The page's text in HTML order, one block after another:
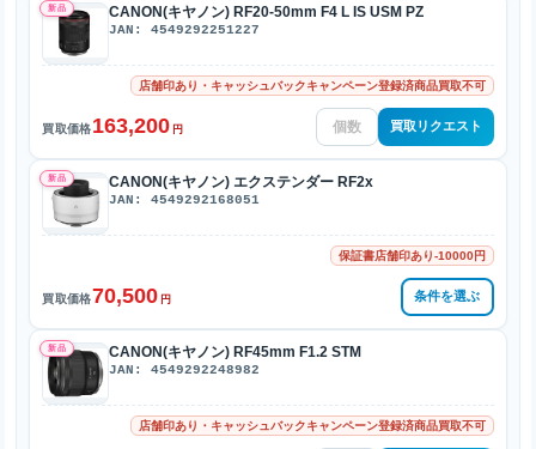
新品 CANON(キヤノン) RF20-50mm F4 L IS USM PZ
JAN: 4549292251227
店舗印あり・キャッシュバックキャンペーン登録済商品買取不可
買取価格163,200 円 買取リクエスト
新品 CANON(キヤノン) エクステンダー RF2x
JAN: 4549292168051
保証書店舗印あり-10000円
買取価格70,500 円 条件を選ぶ
新品 CANON(キヤノン) RF45mm F1.2 STM
JAN: 4549292248982
店舗印あり・キャッシュバックキャンペーン登録済商品買取不可